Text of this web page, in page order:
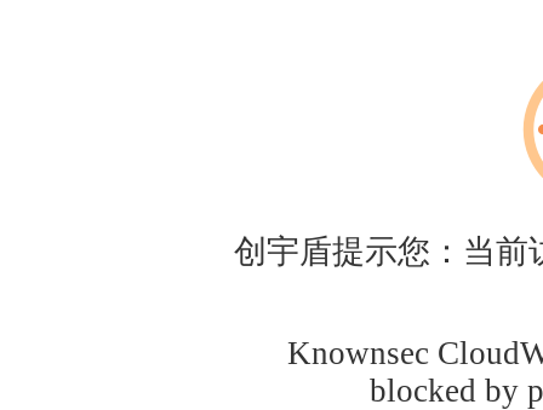
创宇盾提示您：当前
Knownsec
blocked by